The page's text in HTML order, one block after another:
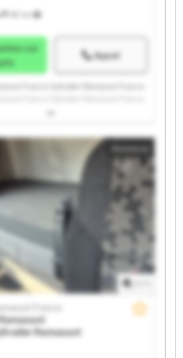
Appel
France Syltrailer Ramassot France
France Syltrailer Ramassot France
France Syltrailer Ramassot France
France Syltrailer Ramassot France
France Syltrailer Ramassot France
France Syltrailer Ramassot France
France Syltrailer Ramassot France
Annonce
France
Ramassot